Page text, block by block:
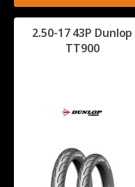
2.50-17 43P Dunlop
TT900